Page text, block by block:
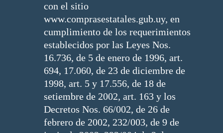
con el sitio
www.comprasestatales.gub.uy, en
cumplimiento de los requerimientos
establecidos por las Leyes Nos.
16.736, de 5 de enero de 1996, art.
694, 17.060, de 23 de diciembre de
1998, art. 5 y 17.556, de 18 de
setiembre de 2002, art. 163 y los
Decretos Nos. 66/002, de 26 de
febrero de 2002, 232/003, de 9 de